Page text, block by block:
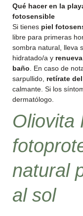
Qué hacer en la
fotosensible
Si tienes piel
libre para primeras
sombra natural, lleva
hidratado/a y
baño . En caso de
sarpullido, retírate
calmante. Si los
dermatólogo.
Oliovita
natural
al sol